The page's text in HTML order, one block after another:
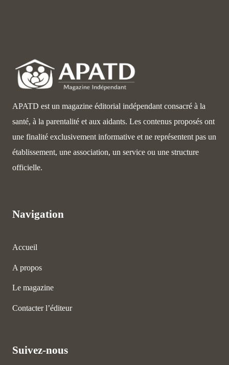
APATD est un magazine éditorial indépendant consacré à la
santé, à la parentalité et aux aidants. Les contenus proposés ont
une finalité exclusivement informative et ne représentent pas un
établissement, une association, un service ou une structure
officielle.
Navigation
Accueil
A propos
Le magazine
Contacter l’éditeur
Suivez-nous